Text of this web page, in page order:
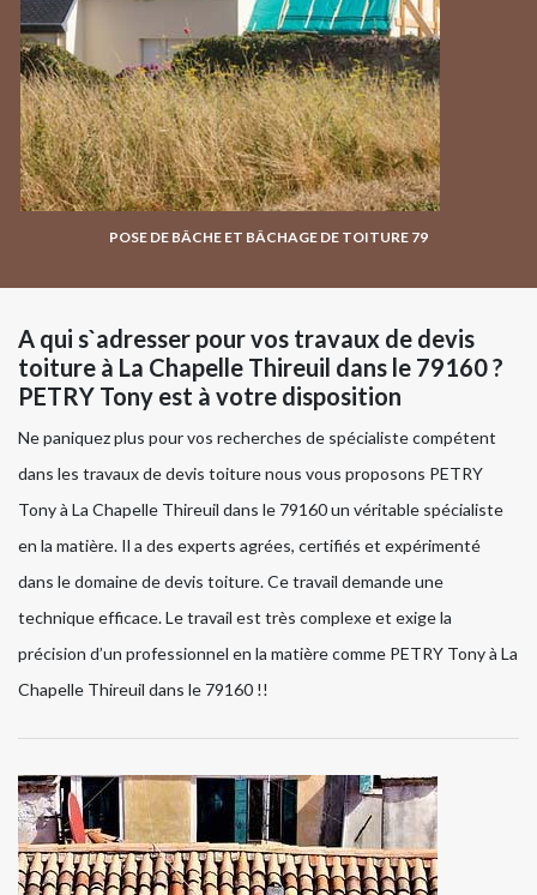
POSE DE BÂCHE ET BÂCHAGE DE TOITURE 79
A qui s`adresser pour vos travaux de devis
toiture à La Chapelle Thireuil dans le 79160 ?
PETRY Tony est à votre disposition
Ne paniquez plus pour vos recherches de spécialiste compétent
dans les travaux de devis toiture nous vous proposons PETRY
Tony à La Chapelle Thireuil dans le 79160 un véritable spécialiste
en la matière. Il a des experts agrées, certifiés et expérimenté
dans le domaine de devis toiture. Ce travail demande une
technique efficace. Le travail est très complexe et exige la
précision d’un professionnel en la matière comme PETRY Tony à La
Chapelle Thireuil dans le 79160 !!